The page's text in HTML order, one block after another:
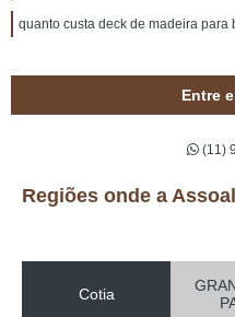
quanto custa deck de madeira para
Entre
(11)
Regiões onde a
Cotia